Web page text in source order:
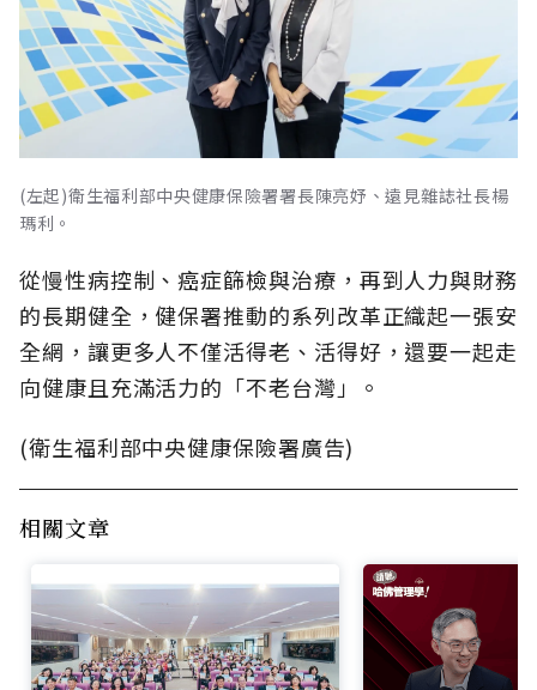
(左起)衛生福利部中央健康保險署署長陳亮妤、遠見雜誌社長楊
瑪利。
從慢性病控制、癌症篩檢與治療，再到人力與財務
的長期健全，健保署推動的系列改革正織起一張安
全網，讓更多人不僅活得老、活得好，還要一起走
向健康且充滿活力的「不老台灣」。
(衛生福利部中央健康保險署廣告)
相關文章